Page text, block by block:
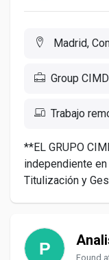
Madrid,
Group
Trabajo
**EL GRUPO
independiente
Titulización y
Found